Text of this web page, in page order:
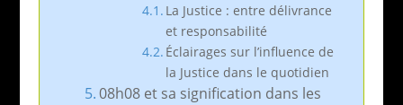
La Justice : entre délivrance
et responsabilité
Éclairages sur l’influence de
la Justice dans le quotidien
08h08 et sa signification dans les